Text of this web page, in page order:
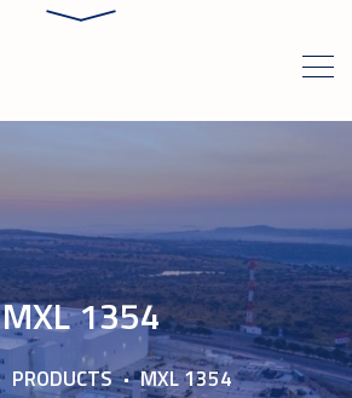
MXL 1354
PRODUCTS MXL 1354